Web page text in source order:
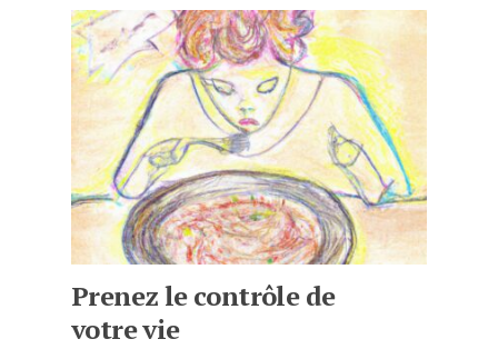
Prenez le contrôle de
votre vie